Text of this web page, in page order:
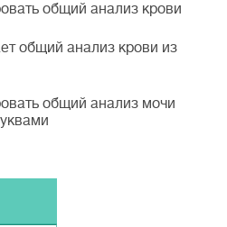
общий анализ крови
общий анализ крови из
общий анализ мочи